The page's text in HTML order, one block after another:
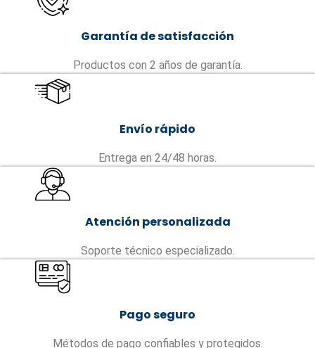
Garantía de satisfacción
Productos con 2 años de garantía.
Envío rápido
Entrega en 24/48 horas.
Atención personalizada
Soporte técnico especializado.
Pago seguro
Métodos de pago confiables y protegidos.